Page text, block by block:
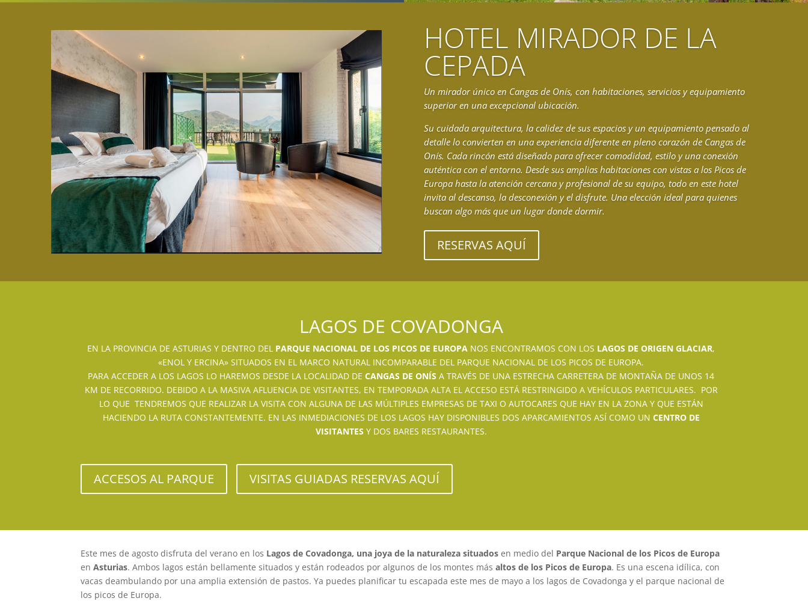
HOTEL MIRADOR DE LA
CEPADA
Un mirador único en Cangas de Onís, con habitaciones, servicios y equipamiento
superior en una excepcional ubicación.
Su cuidada arquitectura, la calidez de sus espacios y un equipamiento pensado al
detalle lo convierten en una experiencia diferente en pleno corazón de Cangas de
Onís. Cada rincón está diseñado para ofrecer comodidad, estilo y una conexión
auténtica con el entorno. Desde sus amplias habitaciones con vistas a los Picos de
Europa hasta la atención cercana y profesional de su equipo, todo en este hotel
invita al descanso, la desconexión y el disfrute. Una elección ideal para quienes
buscan algo más que un lugar donde dormir.
RESERVAS AQUÍ
LAGOS DE COVADONGA
EN LA PROVINCIA DE ASTURIAS Y DENTRO DEL PARQUE NACIONAL DE LOS PICOS DE EUROPA NOS ENCONTRAMOS CON LOS LAGOS DE ORIGEN GLACIAR,
«ENOL Y ERCINA» SITUADOS EN EL MARCO NATURAL INCOMPARABLE DEL PARQUE NACIONAL DE LOS PICOS DE EUROPA.
PARA ACCEDER A LOS LAGOS LO HAREMOS DESDE LA LOCALIDAD DE CANGAS DE ONÍS A TRAVÉS DE UNA ESTRECHA CARRETERA DE MONTAÑA DE UNOS 14
KM DE RECORRIDO. DEBIDO A LA MASIVA AFLUENCIA DE VISITANTES, EN TEMPORADA ALTA EL ACCESO ESTÁ RESTRINGIDO A VEHÍCULOS PARTICULARES. POR
LO QUE TENDREMOS QUE REALIZAR LA VISITA CON ALGUNA DE LAS MÚLTIPLES EMPRESAS DE TAXI O AUTOCARES QUE HAY EN LA ZONA Y QUE ESTÁN
HACIENDO LA RUTA CONSTANTEMENTE. EN LAS INMEDIACIONES DE LOS LAGOS HAY DISPONIBLES DOS APARCAMIENTOS ASÍ COMO UN CENTRO DE
VISITANTES Y DOS BARES RESTAURANTES.
ACCESOS AL PARQUE VISITAS GUIADAS RESERVAS AQUÍ
Este mes de agosto disfruta del verano en los Lagos de Covadonga, una joya de la naturaleza situadosen medio del Parque Nacional de los Picos de Europa
enAsturias. Ambos lagos están bellamente situados y están rodeados por algunos de los montes másaltos de los Picos de Europa. Es una escena idílica, con
vacas deambulando por una amplia extensión de pastos. Ya puedes planificar tu escapada este mes de mayo a los lagos de Covadonga y el parque nacional de
los picos de Europa.